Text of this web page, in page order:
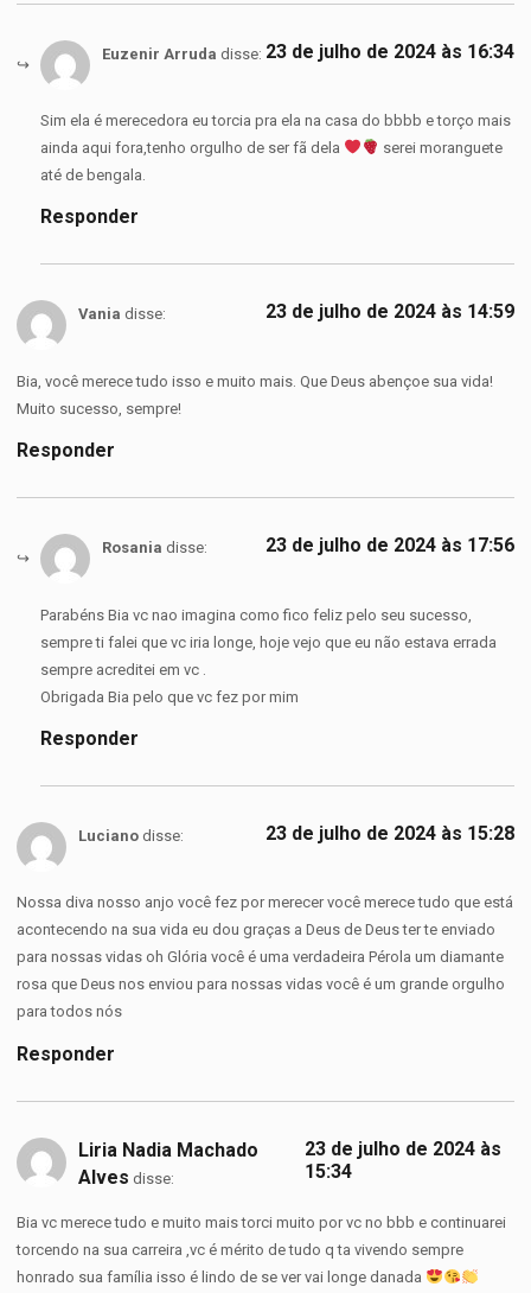
Euzenir Arruda disse: 23 de julho de 2024 às 16:34
Sim ela é merecedora eu torcia pra ela na casa do bbbb e torço mais
ainda aqui fora,tenho orgulho de ser fã dela
serei moranguete
até de bengala.
Responder
Vania disse: 23 de julho de 2024 às 14:59
Bia, você merece tudo isso e muito mais. Que Deus abençoe sua vida!
Muito sucesso, sempre!
Responder
Rosania disse: 23 de julho de 2024 às 17:56
Parabéns Bia vc nao imagina como fico feliz pelo seu sucesso,
sempre ti falei que vc iria longe, hoje vejo que eu não estava errada
sempre acreditei em vc .
Obrigada Bia pelo que vc fez por mim
Responder
Luciano disse: 23 de julho de 2024 às 15:28
Nossa diva nosso anjo você fez por merecer você merece tudo que está
acontecendo na sua vida eu dou graças a Deus de Deus ter te enviado
para nossas vidas oh Glória você é uma verdadeira Pérola um diamante
rosa que Deus nos enviou para nossas vidas você é um grande orgulho
para todos nós
Responder
Liria Nadia Machado
Alves disse:
23 de julho de 2024 às
15:34
Bia vc merece tudo e muito mais torci muito por vc no bbb e continuarei
torcendo na sua carreira ,vc é mérito de tudo q ta vivendo sempre
honrado sua família isso é lindo de se ver vai longe danada